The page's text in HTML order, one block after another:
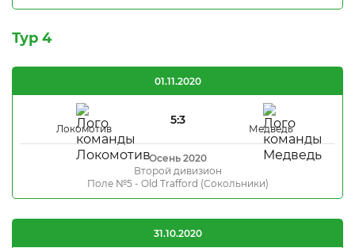
Тур 4
Локомотив
5:3
Медведь
01.11.2020
Осень 2020
Второй дивизион
Поле №5 - Old Trafford (Сокольники)
31.10.2020